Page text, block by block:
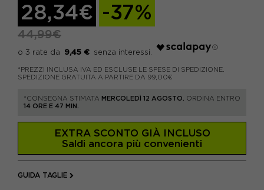
28,34€ -37%
44,99€
9,45 €
*PREZZI INCLUSA IVA ED ESCLUSE LE SPESE DI SPEDIZIONE.
SPEDIZIONE GRATUITA A PARTIRE DA 99,00€
*CONSEGNA STIMATA MERCOLEDÌ 12 AGOSTO.
ORDINA ENTRO
14 ORE E 47 MIN.
EXTRA SCONTO GIÀ INCLUSO
Saldi ancora più convenienti
GUIDA TAGLIE